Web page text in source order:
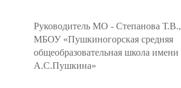
Руководитель МО - Степанова Т.В.,
МБОУ «Пушкиногорская средняя
общеобразовательная школа имени
А.С.Пушкина»